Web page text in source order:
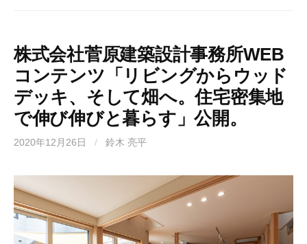
株式会社菅原建築設計事務所WEB
コンテンツ「リビングからウッド
デッキ、そして畑へ。住宅密集地
で伸び伸びと暮らす」公開。
2020年12月26日 / 鈴木 亮平